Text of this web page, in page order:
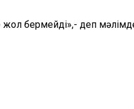
бермейді»,- деп